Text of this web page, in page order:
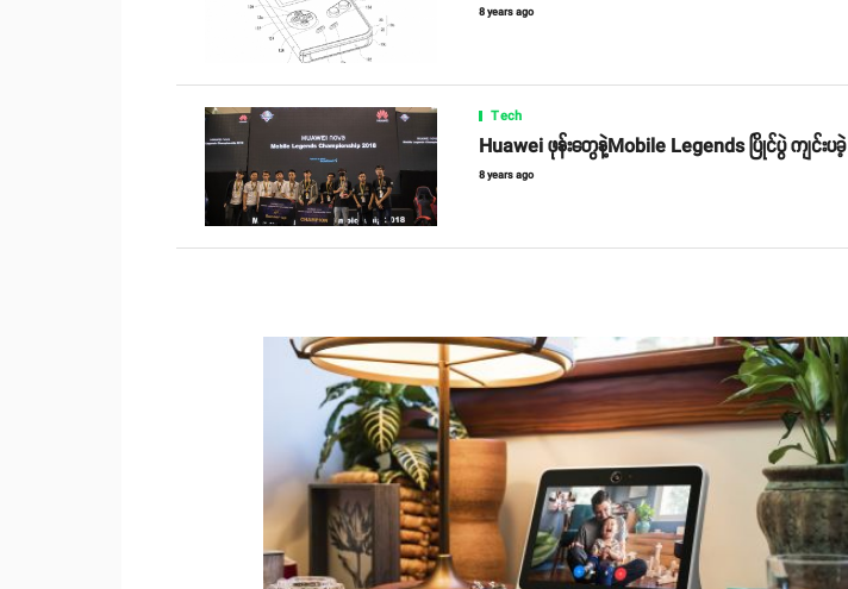
8 years ago
Tech
Huawei ဖုန်းတွေနဲ့Mobile Legends ပြိုင်ပွဲ ကျင်းပခဲ့
8 years ago